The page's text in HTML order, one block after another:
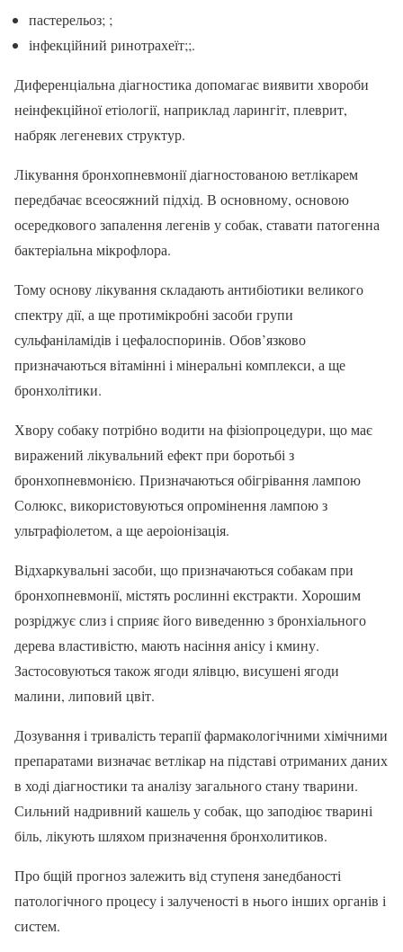
пастерельоз; ;
інфекційний ринотрахеїт;;.
Диференціальна діагностика допомагає виявити хвороби
неінфекційної етіології, наприклад ларингіт, плеврит,
набряк легеневих структур.
Лікування бронхопневмонії діагностованою ветлікарем
передбачає всеосяжний підхід. В основному, основою
осередкового запалення легенів у собак, ставати патогенна
бактеріальна мікрофлора.
Тому основу лікування складають антибіотики великого
спектру дії, а ще протимікробні засоби групи
сульфаніламідів і цефалоспоринів. Обов’язково
призначаються вітамінні і мінеральні комплекси, а ще
бронхолітики.
Хвору собаку потрібно водити на фізіопроцедури, що має
виражений лікувальний ефект при боротьбі з
бронхопневмонією. Призначаються обігрівання лампою
Солюкс, використовуються опромінення лампою з
ультрафіолетом, а ще аероіонізація.
Відхаркувальні засоби, що призначаються собакам при
бронхопневмонії, містять рослинні екстракти. Хорошим
розріджує слиз і сприяє його виведенню з бронхіального
дерева властивістю, мають насіння анісу і кмину.
Застосовуються також ягоди ялівцю, висушені ягоди
малини, липовий цвіт.
Дозування і тривалість терапії фармакологічними хімічними
препаратами визначає ветлікар на підставі отриманих даних
в ході діагностики та аналізу загального стану тварини.
Сильний надривний кашель у собак, що заподіює тварині
біль, лікують шляхом призначення бронхолитиков.
Про бщій прогноз залежить від ступеня занедбаності
патологічного процесу і залученості в нього інших органів і
систем.